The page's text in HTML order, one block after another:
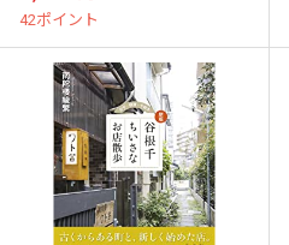
象｜
42ポイント